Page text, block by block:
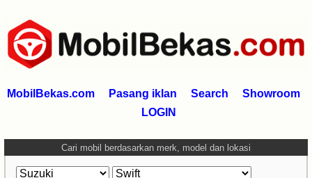
MobilBekas.com Pasang iklan Search
Showroom
LOGIN
Cari mobil berdasarkan merk, model dan lokasi